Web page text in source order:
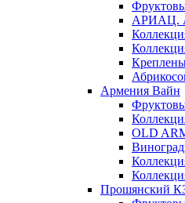
АРИАЦ.
Армения Вайн
OLD
Прошянский